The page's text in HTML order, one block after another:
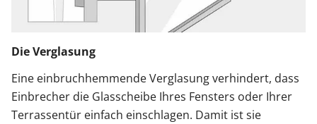
Die Verglasung
Eine einbruchhemmende Verglasung verhindert, dass
Einbrecher die Glasscheibe Ihres Fensters oder Ihrer
Terrassentür einfach einschlagen. Damit ist sie